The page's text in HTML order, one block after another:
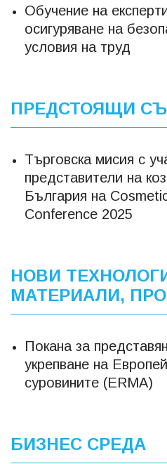
Обучение на
осигуряване на
условия на труд
ПРЕДСТОЯЩИ
Търговска мисия с
представители на
България на
Conference 2025
НОВИ
МАТЕРИАЛИ,
Покана за
укрепване на
суровините (ERMA)
БИЗНЕС СРЕДА